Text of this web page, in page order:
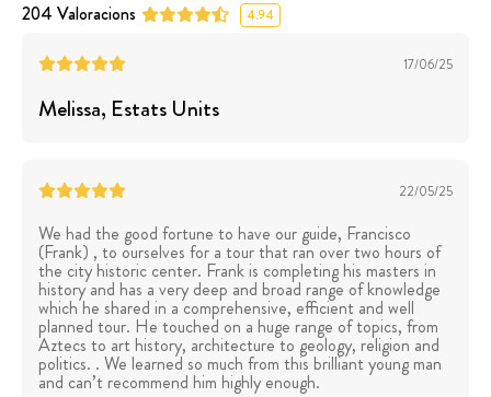
204 Valoracions 4.94
17/06/25
Melissa, Estats Units
22/05/25
We had the good fortune to have our guide, Francisco
(Frank) , to ourselves for a tour that ran over two hours of
the city historic center. Frank is completing his masters in
history and has a very deep and broad range of knowledge
which he shared in a comprehensive, efficient and well
planned tour. He touched on a huge range of topics, from
Aztecs to art history, architecture to geology, religion and
politics. . We learned so much from this brilliant young man
and can’t recommend him highly enough.